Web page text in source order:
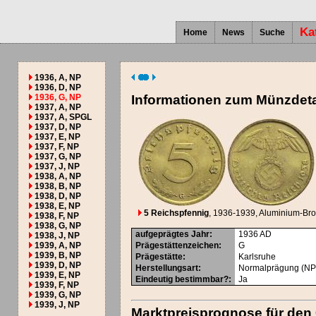
Home News Suche
1936, A, NP
1936, D, NP
1936, G, NP
1937, A, NP
1937, A, SPGL
1937, D, NP
1937, E, NP
1937, F, NP
1937, G, NP
1937, J, NP
1938, A, NP
1938, B, NP
1938, D, NP
1938, E, NP
1938, F, NP
1938, G, NP
1938, J, NP
1939, A, NP
1939, B, NP
1939, D, NP
1939, E, NP
1939, F, NP
1939, G, NP
1939, J, NP
Informationen zum
5 Reichspfennig, 1936-1939, Aluminium-
aufgeprägtes Jahr: 1936AD
Prägestättenzeichen:
G
Prägestätte:
Karlsruhe
Herstellungsart:
Normalprägung
Eindeutig bestimmbar?: Ja